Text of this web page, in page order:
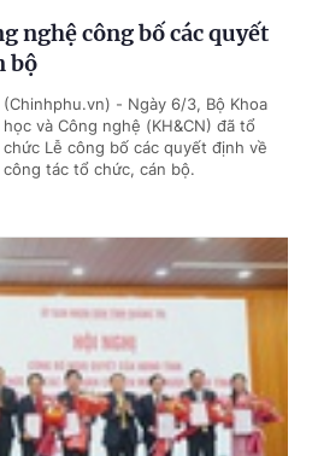
nghệ công bố các quyết
bộ
(Chinhphu.vn) - Ngày 6/3, Bộ Khoa
học và Công nghệ (KH&CN) đã tổ
chức Lễ công bố các quyết định về
công tác tổ chức, cán bộ.